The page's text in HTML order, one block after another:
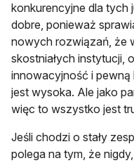
konkurencyjne dla tych
dobre, ponieważ
nowych rozwiązań, że
skostniałych instytucji,
innowacyjność i pewną
jest wysoka. Ale jako
więc to wszystko jest
Jeśli chodzi o stały
polega na tym, że